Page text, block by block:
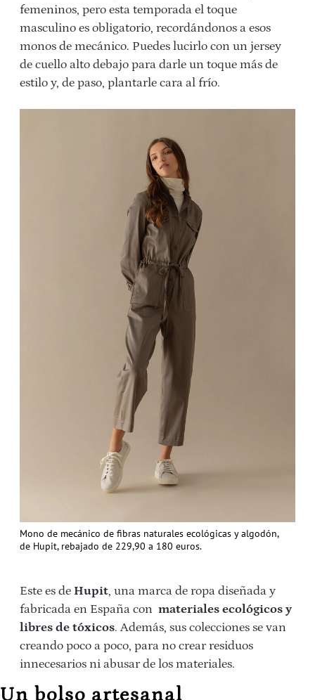
femeninos, pero esta temporada el toque
masculino es obligatorio, recordándonos a esos
monos de mecánico. Puedes lucirlo con un jersey
de cuello alto debajo para darle un toque más de
estilo y, de paso, plantarle cara al frío.
Mono de mecánico de fibras naturales ecológicas y algodón,
de Hupit, rebajado de 229,90 a 180 euros.
Este es de Hupit, una marca de ropa diseñada y
fabricada en España con materiales ecológicos y
libres de tóxicos. Además, sus colecciones se van
creando poco a poco, para no crear residuos
innecesarios ni abusar de los materiales.
Un bolso artesanal